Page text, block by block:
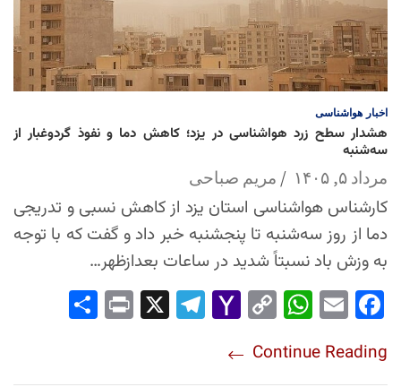
اخبار هواشناسی
هشدار سطح زرد هواشناسی در یزد؛ کاهش دما و نفوذ گردوغبار از
سه‌شنبه
مرداد ۵, ۱۴۰۵ مریم صباحی
کارشناس هواشناسی استان یزد از کاهش نسبی و تدریجی
دما از روز سه‌شنبه تا پنجشنبه خبر داد و گفت که با توجه
به وزش باد نسبتاً شدید در ساعات بعدازظهر…
Fac
ok
Em
Wh
Ap
Co
Lin
Yah
Tel
Pri
Continue Reading